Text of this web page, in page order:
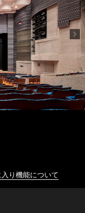
り機能について